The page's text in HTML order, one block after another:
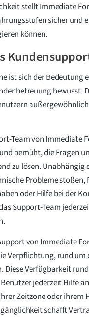
stellt Immediate
sicher und
können.
ist sich der Bedeutung
bewusst.
Team von Immediate
bemüht, die Fragen
zu lösen. Unabhängig
Probleme stoßen,
oder Hilfe bei der
Support-Team
von Immediate
Verpflichtung, rund um
Diese Verfügbarkeit
jederzeit Hilfe
Zeitzone oder ihrem
schafft